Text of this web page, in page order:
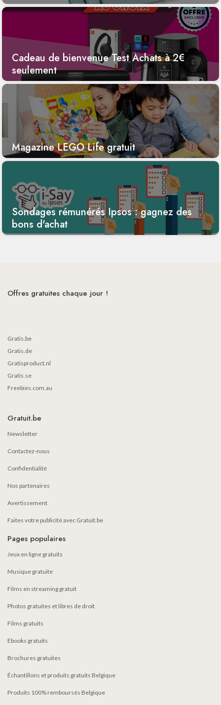
Cadeau de bienvenue Test Achats à 2€
seulement
Magazine LEGO Life gratuit
Sondages rémunérés Ipsos : gagnez des
bons d'achat
Offres gratuites chaque jour !
Gratis.be
Gratis.de
Gratisproduct.nl
Gratis.se
Freebies.com.au
Gratuit.be
Newsletter
Contactez-nous
Confidentialité
Nos partenaires
Avertissement
Faites votre publicité avec Gratuit.be
Pages populaires
Jeux en ligne gratuits
Musique gratuite
Films en streaming gratuit
Photos gratuites et libres de droit
Films gratuits
Ebooks gratuits
Brochures gratuites
Échantillons et produits gratuits Belgique
Produits 100% remboursés Belgique